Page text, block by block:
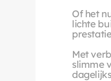
Of het
lichte
Met
slimme